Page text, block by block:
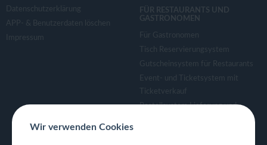
Datenschutzerklärung
APP- & Benutzerdaten löschen
Impressum
FÜR RESTAURANTS UND
GASTRONOMEN
Für Gastronomen
Tisch Reservierungsystem
Gutscheinsystem für Restaurants
Event- und Ticketsystem mit
Ticketverkauf
Bestellsystem Lieferung und
Wir verwenden Cookies